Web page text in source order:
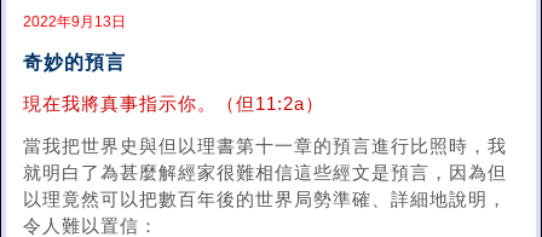
2022年9月13日
奇妙的預言
現在我將真事指示你。（但11:2a）
當我把世界史與但以理書第十一章的預言進行比照時，我
就明白了為甚麼解經家很難相信這些經文是預言，因為但
以理竟然可以把數百年後的世界局勢準確、詳細地說明，
令人難以置信：